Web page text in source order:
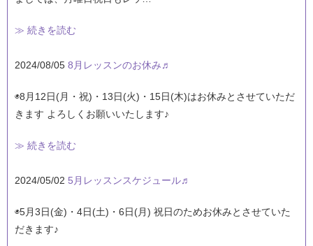
≫ 続きを読む
2024/08/05 8月レッスンのお休み♬
◉8月12日(月・祝)・13日(火)・15日(木)はお休みとさせていただ
きます よろしくお願いいたします♪
≫ 続きを読む
2024/05/02 5月レッスンスケジュール♬
◉5月3日(金)・4日(土)・6日(月) 祝日のためお休みとさせていた
だきます♪